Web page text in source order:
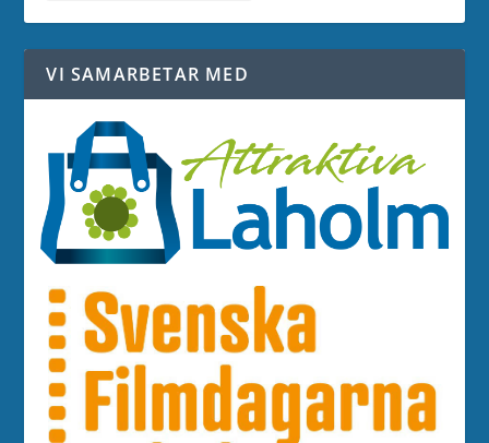
VI SAMARBETAR MED